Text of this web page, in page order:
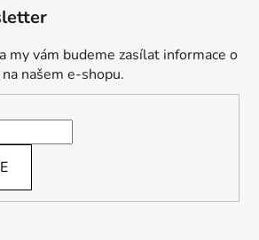
my vám budeme zasílat informace o
našem e-shopu.